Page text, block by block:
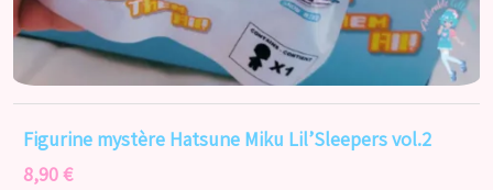
Figurine mystère Hatsune Miku Lil’Sleepers vol.2
8,90 €